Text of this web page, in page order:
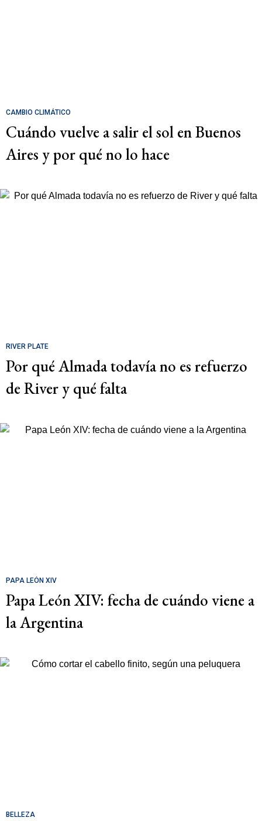
CAMBIO CLIMÁTICO
Cuándo vuelve a salir el sol en Buenos
Aires y por qué no lo hace
RIVER PLATE
Por qué Almada todavía no es refuerzo
de River y qué falta
PAPA LEÓN XIV
Papa León XIV: fecha de cuándo viene a
la Argentina
BELLEZA